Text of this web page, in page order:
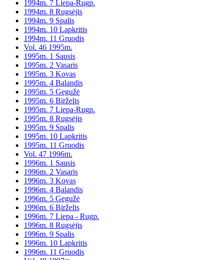
1994m. 7 Liepa-Rugp.
1994m. 8 Rugsėjis
1994m. 9 Spalis
1994m. 10 Lapkritis
1994m. 11 Gruodis
Vol. 46 1995m.
1995m. 1 Sausis
1995m. 2 Vasaris
1995m. 3 Kovas
1995m. 4 Balandis
1995m. 5 Gegužė
1995m. 6 Birželis
1995m. 7 Liepa-Rugp.
1995m. 8 Rugsėjis
1995m. 9 Spalis
1995m. 10 Lapkritis
1995m. 11 Gruodis
Vol. 47 1996m.
1996m. 1 Sausis
1996m. 2 Vasaris
1996m. 3 Kovas
1996m. 4 Balandis
1996m. 5 Gegužė
1996m. 6 Birželis
1996m. 7 Liepa - Rugp.
1996m. 8 Rugsėjis
1996m. 9 Spalis
1996m. 10 Lapkritis
1996m. 11 Gruodis